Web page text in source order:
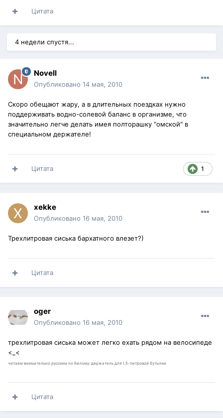
Цитата
4 недели спустя...
Novell
Опубликовано 14 мая, 2010
Скоро обещают жару, а в длительных поездках нужно
поддерживать водно-солевой баланс в организме, что
значительно легче делать имея полторашку "омской" в
специальном держателе!
1
Цитата
xekke
Опубликовано 16 мая, 2010
Трехлитровая сиська бархатного влезет?)
Цитата
oger
Опубликовано 16 мая, 2010
трехлитровая сиська может легко ехать рядом на велосипеде
<_<
читаем внимательно русским по белому: держатель для 1,5-литровой бутылки
Цитата